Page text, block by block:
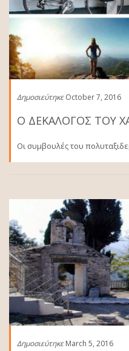
ΔημοσιεύτηκεOctober 7, 2016
Ο ΔΕΚΑΛΟΓΟΣ ΤΟΥ
Οι συμβουλές του
ΔημοσιεύτηκεMarch 5, 2016